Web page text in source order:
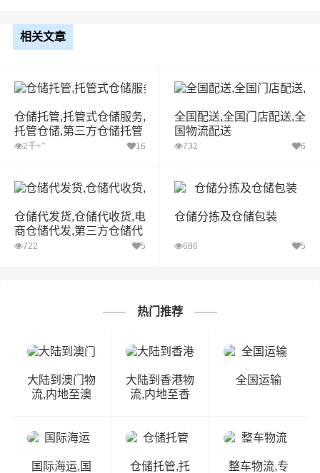
相关文章
仓储托管,托管式仓储服务,
托管仓储,第三方仓储托管
2千++ 16
全国配送,全国门店配送,全
国物流配送
732 6
仓储代发货,仓储代收货,电
商仓储代发,第三方仓储代
发货
722 5
仓储分拣及仓储包装
686 5
热门推荐
大陆到澳门物
流,内地至澳
专线物流
大陆到香港物
流,内地至香
物流专线
全国运输
国际海运,国
仓储托管,托
整车物流,专